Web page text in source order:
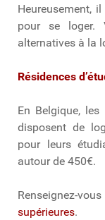
Heureusement,
pour se loger.
alternatives à la
Résidences
En Belgique,
disposent de
pour leurs
autour de 450€.
Renseignez-
supérieures.